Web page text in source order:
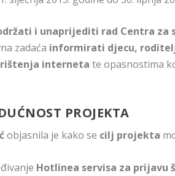
i unaprijediti rad Centra za
zadaća informirati djecu,
interneta te opasnostima
PROJEKTA
objasnila je kako se cilj projekta
Hotlinea servisa za